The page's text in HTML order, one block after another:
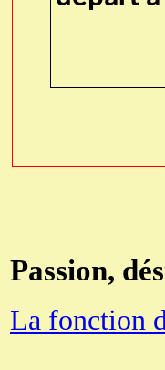
Passion,
La fonction